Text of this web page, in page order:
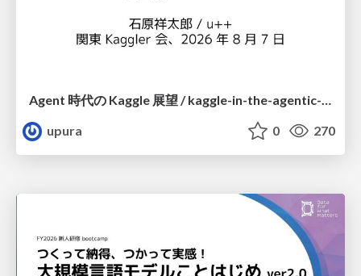
Agent 時代の Kaggle 展望 / kaggle-in-the-agentic-era
upura
0 270